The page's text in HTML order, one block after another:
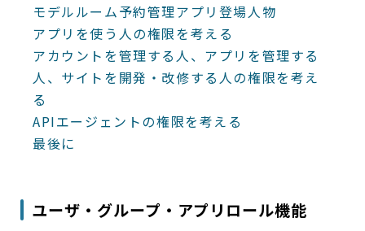
モデルルーム予約管理アプリ登場人物
アプリを使う人の権限を考える
アカウントを管理する人、アプリを管理する
人、サイトを開発・改修する人の権限を考え
る
APIエージェントの権限を考える
最後に
ユーザ・グループ・アプリロール機能